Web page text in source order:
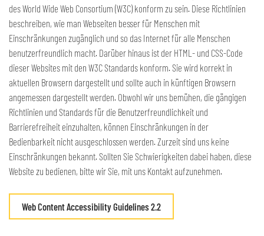
des World Wide Web Consortium (W3C) konform zu sein. Diese Richtlinien
beschreiben, wie man Webseiten besser für Menschen mit
Einschränkungen zugänglich und so das Internet für alle Menschen
benutzerfreundlich macht. Darüber hinaus ist der HTML- und CSS-Code
dieser Websites mit den W3C Standards konform. Sie wird korrekt in
aktuellen Browsern dargestellt und sollte auch in künftigen Browsern
angemessen dargestellt werden. Obwohl wir uns bemühen, die gängigen
Richtlinien und Standards für die Benutzerfreundlichkeit und
Barrierefreiheit einzuhalten, können Einschränkungen in der
Bedienbarkeit nicht ausgeschlossen werden. Zurzeit sind uns keine
Einschränkungen bekannt. Sollten Sie Schwierigkeiten dabei haben, diese
Website zu bedienen, bitte wir Sie, mit uns Kontakt aufzunehmen.
Web Content Accessibility Guidelines 2.2